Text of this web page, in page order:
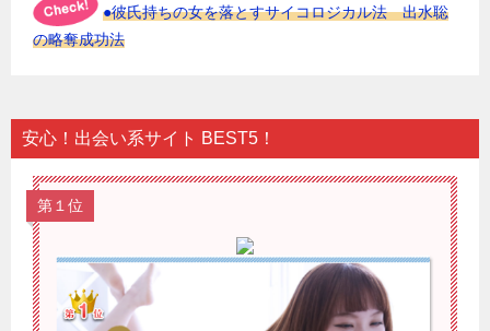
●彼氏持ちの女を落とすサイコロジカル法 出水聡
の略奪成功法
安心！出会い系サイト BEST5！
第１位